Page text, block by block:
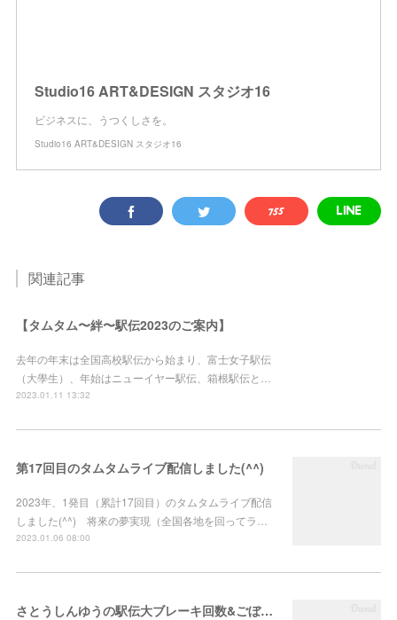
Studio16 ART&DESIGN スタジオ16
ビジネスに、うつくしさを。
Studio16 ART&DESIGN スタジオ16
関連記事
【タムタム〜絆〜駅伝2023のご案内】
去年の年末は全国高校駅伝から始まり、富士女子駅伝
（大學生）、年始はニューイヤー駅伝、箱根駅伝と…
2023.01.11 13:32
第17回目のタムタムライブ配信しました(^^)
2023年、1発目（累計17回目）のタムタムライブ配信
しました(^^) 将來の夢実現（全国各地を回ってラ…
2023.01.06 08:00
さとうしんゆうの駅伝大ブレーキ回数&ごぼう抜き&大逆転したおはなし